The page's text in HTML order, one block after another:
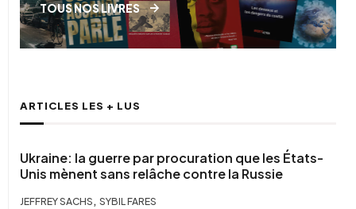
TOUS NOS LIVRES
ARTICLES LES + LUS
Ukraine: la guerre par procuration que les États-
Unis mènent sans relâche contre la Russie
JEFFREY SACHS , SYBIL FARES